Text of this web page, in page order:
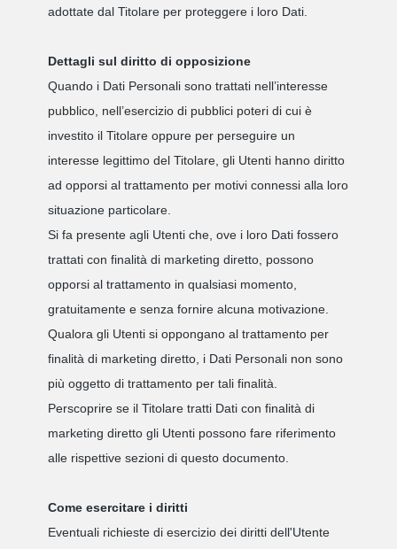
adottate dal Titolare per proteggere i loro Dati.
Dettagli sul diritto di opposizione
Quando i Dati Personali sono trattati nell’interesse
pubblico, nell’esercizio di pubblici poteri di cui è
investito il Titolare oppure per perseguire un
interesse legittimo del Titolare, gli Utenti hanno diritto
ad opporsi al trattamento per motivi connessi alla loro
situazione particolare.
Si fa presente agli Utenti che, ove i loro Dati fossero
trattati con finalità di marketing diretto, possono
opporsi al trattamento in qualsiasi momento,
gratuitamente e senza fornire alcuna motivazione.
Qualora gli Utenti si oppongano al trattamento per
finalità di marketing diretto, i Dati Personali non sono
più oggetto di trattamento per tali finalità.
Perscoprire se il Titolare tratti Dati con finalità di
marketing diretto gli Utenti possono fare riferimento
alle rispettive sezioni di questo documento.
Come esercitare i diritti
Eventuali richieste di esercizio dei diritti dell'Utente